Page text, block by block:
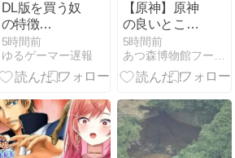
DL版を買う奴
の特徴
「50％OFFが
購入最低ライ
ン」
5時間前
ゆるゲーマー遅報
【原神】原神
の良いとこ
ろ、悪いとこ
ろ。
5時間前